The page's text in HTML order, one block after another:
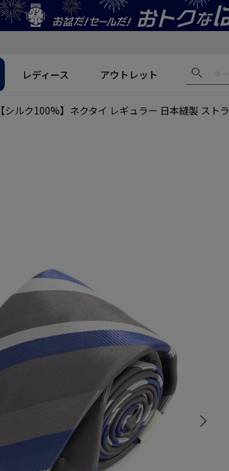
レディース アウトレット
【シルク100%】ネクタイ レギュラー 日本縫製 スト